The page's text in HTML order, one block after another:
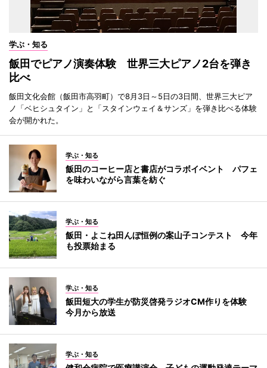
学ぶ・知る
飯田でピアノ演奏体験 世界三大ピアノ2台を弾き
比べ
飯田文化会館（飯田市高羽町）で8月3日～5日の3日間、世界三大ピア
ノ「ベヒシュタイン」と「スタインウェイ＆サンズ」を弾き比べる体験
会が開かれた。
学ぶ・知る
飯田のコーヒー店と書店がコラボイベント パフェ
を味わいながら言葉を紡ぐ
学ぶ・知る
飯田・よこね田んぼ恒例の案山子コンテスト 今年
も投票始まる
学ぶ・知る
飯田短大の学生が防災啓発ラジオCM作りを体験
今月から放送
学ぶ・知る